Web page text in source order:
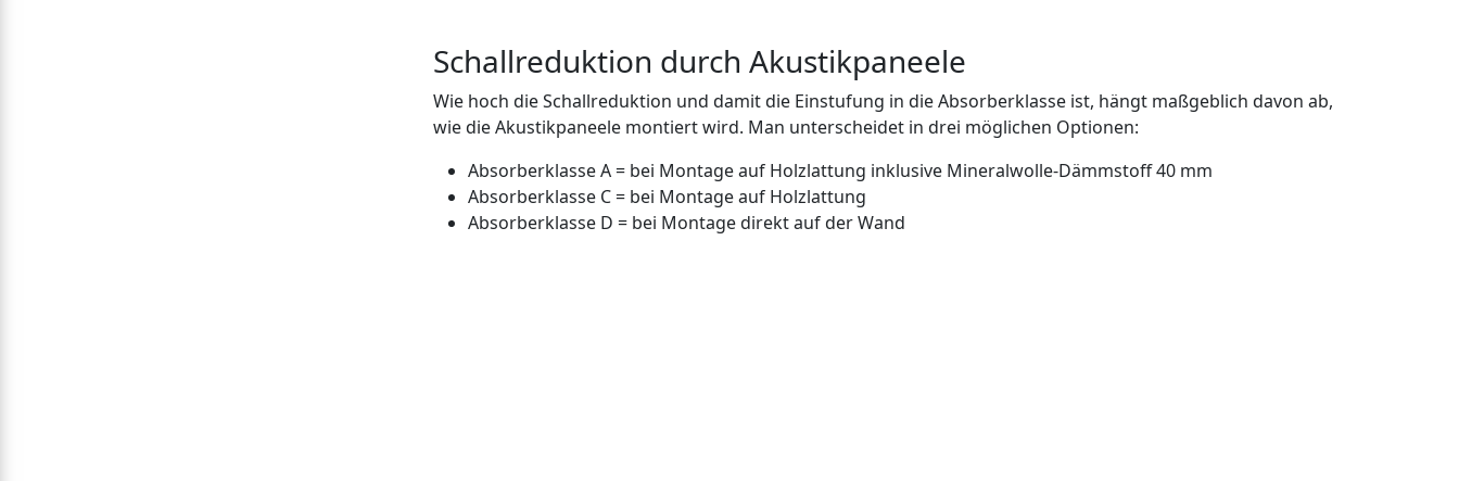
Schallreduktion durch Akustikpaneele
Wie hoch die Schallreduktion und damit die Einstufung in die Absorberklasse ist, hängt maßgeblich davon ab,
wie die Akustikpaneele montiert wird. Man unterscheidet in drei möglichen Optionen:
Absorberklasse A = bei Montage auf Holzlattung inklusive Mineralwolle-Dämmstoff 40 mm
Absorberklasse C = bei Montage auf Holzlattung
Absorberklasse D = bei Montage direkt auf der Wand